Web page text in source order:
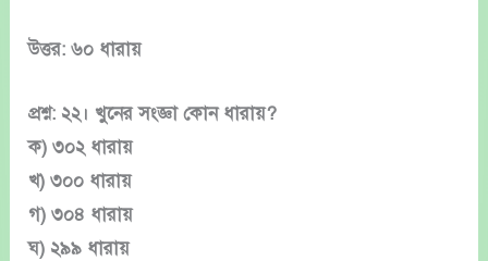
উত্তর: ৬০ ধারায়
প্রশ্ন: ২২। খুনের সংজ্ঞা কোন ধারায়?
ক) ৩০২ ধারায়
খ) ৩০০ ধারায়
গ) ৩০৪ ধারায়
ঘ) ২৯৯ ধারায়